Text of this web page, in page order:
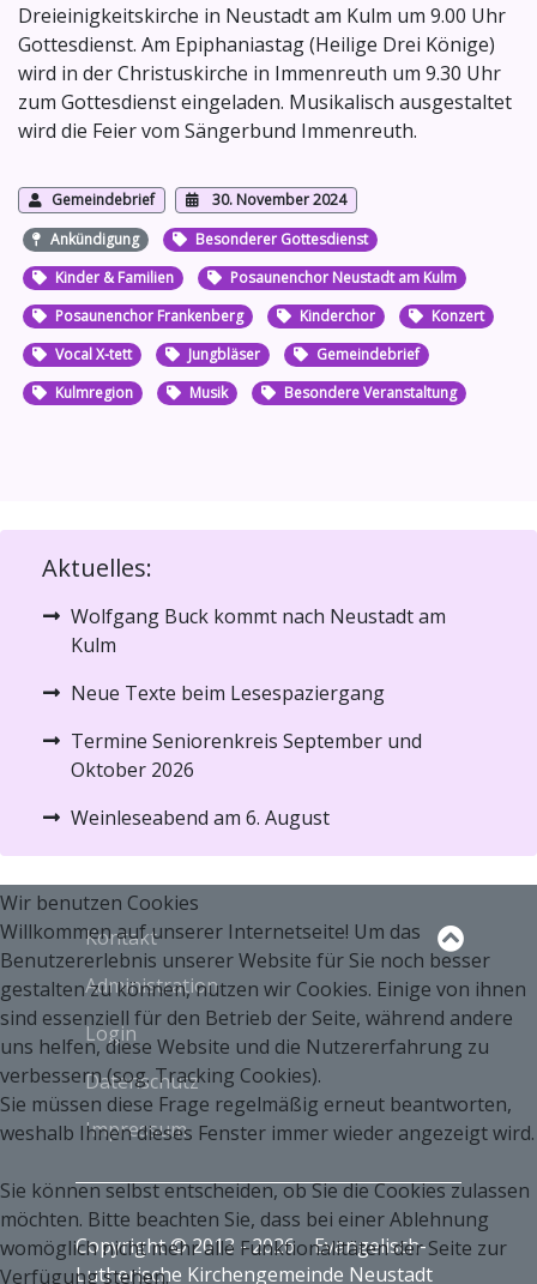
Dreieinigkeitskirche in Neustadt am Kulm um 9.00 Uhr
Gottesdienst. Am Epiphaniastag (Heilige Drei Könige)
wird in der Christuskirche in Immenreuth um 9.30 Uhr
zum Gottesdienst eingeladen. Musikalisch ausgestaltet
wird die Feier vom Sängerbund Immenreuth.
Gemeindebrief
30. November 2024
Ankündigung
Besonderer Gottesdienst
Kinder & Familien
Posaunenchor Neustadt am Kulm
Posaunenchor Frankenberg
Kinderchor
Konzert
Vocal X-tett
Jungbläser
Gemeindebrief
Kulmregion
Musik Besondere Veranstaltung
Aktuelles:
Wolfgang Buck kommt nach Neustadt am
Kulm
Neue Texte beim Lesespaziergang
Termine Seniorenkreis September und
Oktober 2026
Weinleseabend am 6. August
Kontakt
Administration
Login
Datenschutz
Impressum
Copyright © 2013 - 2026
Evangelisch-
Lutherische Kirchengemeinde Neustadt
Wir benutzen Cookies
Willkommen auf unserer Internetseite! Um das
Benutzererlebnis unserer Website für Sie noch besser
gestalten zu können, nutzen wir Cookies. Einige von ihnen
sind essenziell für den Betrieb der Seite, während andere
uns helfen, diese Website und die Nutzererfahrung zu
verbessern (sog. Tracking Cookies).
Sie müssen diese Frage regelmäßig erneut beantworten,
weshalb Ihnen dieses Fenster immer wieder angezeigt wird.
Sie können selbst entscheiden, ob Sie die Cookies zulassen
möchten. Bitte beachten Sie, dass bei einer Ablehnung
womöglich nicht mehr alle Funktionalitäten der Seite zur
Verfügung stehen.